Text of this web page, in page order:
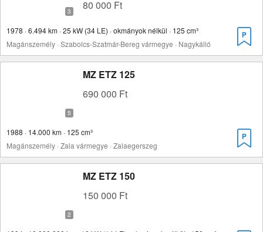
80 000 Ft
1978 · 6.494 km · 25 kW (34 LE) · okmányok nélkül · 125 cm³
Magánszemély · Szabolcs-Szatmár-Bereg vármegye · Nagykálló
MZ ETZ 125
690 000 Ft
1988 · 14.000 km · 125 cm³
Magánszemély · Zala vármegye · Zalaegerszeg
MZ ETZ 150
150 000 Ft